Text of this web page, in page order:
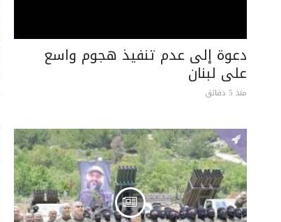
دعوة إلى عدم تنفيذ هجوم واسع
على لبنان
منذ 5 دقائق